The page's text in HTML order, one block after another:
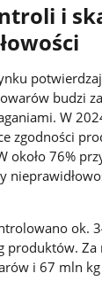
i
budzi
W
zgodności
około 76%
ok.
produktów. Za
i 67 mln